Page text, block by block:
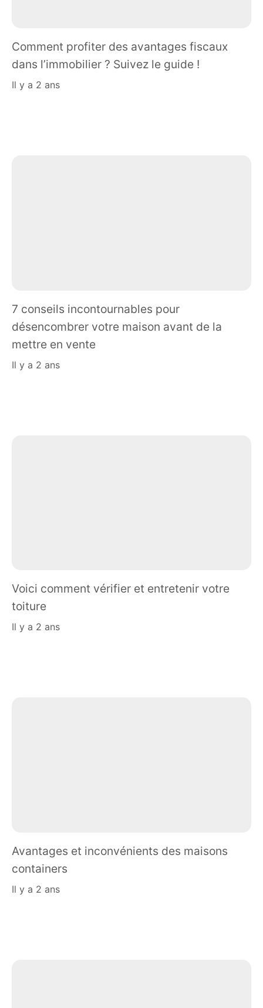
Comment profiter des avantages fiscaux
dans l’immobilier ? Suivez le guide !
il y a 2 ans
7 conseils incontournables pour
désencombrer votre maison avant de la
mettre en vente
il y a 2 ans
Voici comment vérifier et entretenir votre
toiture
il y a 2 ans
Avantages et inconvénients des maisons
containers
il y a 2 ans